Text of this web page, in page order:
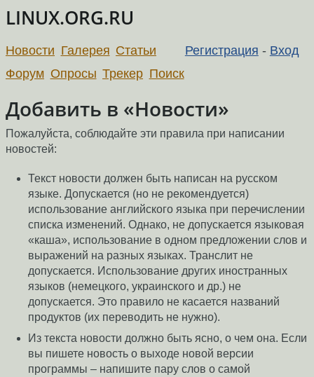
LINUX.ORG.RU
Регистрация - Вход
Новости Галерея Статьи
Форум Опросы Трекер Поиск
Добавить в «Новости»
Пожалуйста, соблюдайте эти правила при написании
новостей:
Текст новости должен быть написан на русском
языке. Допускается (но не рекомендуется)
использование английского языка при перечислении
списка изменений. Однако, не допускается языковая
«каша», использование в одном предложении слов и
выражений на разных языках. Транслит не
допускается. Использование других иностранных
языков (немецкого, украинского и др.) не
допускается. Это правило не касается названий
продуктов (их переводить не нужно).
Из текста новости должно быть ясно, о чем она. Если
вы пишете новость о выходе новой версии
программы – напишите пару слов о самой